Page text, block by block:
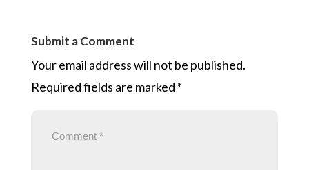
Submit a Comment
Your email address will not be published.
Required fields are marked *